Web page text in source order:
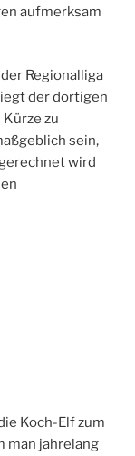
aufmerksam
Regionalliga
der dortigen
zu
sein,
wird
Koch-Elf zum
man jahrelang